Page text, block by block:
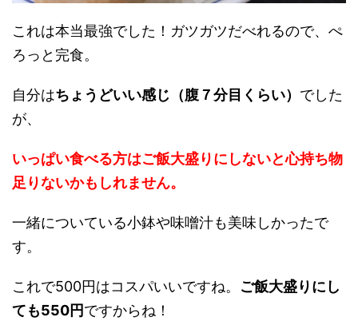
これは本当最強でした！ガツガツだべれるので、ぺ
ろっと完食。
自分はちょうどいい感じ（腹７分目くらい） でした
が、
いっぱい食べる方はご飯大盛りにしないと心持ち物
足りないかもしれません。
一緒についている小鉢や味噌汁も美味しかったで
す。
これで500円はコスパいいですね。 ご飯大盛りにし
ても550円ですからね！